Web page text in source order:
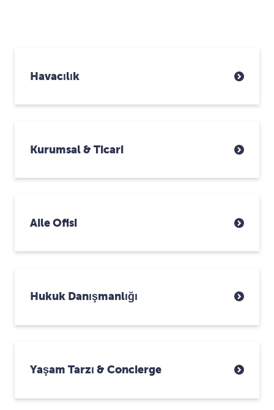
Havacılık
Kurumsal & Ticari
Aile Ofisi
Hukuk Danışmanlığı
Yaşam Tarzı & Concierge